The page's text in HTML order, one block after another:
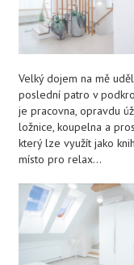
Velký dojem na mě
poslední patro v
je pracovna, opravdu
ložnice, koupelna a
který lze využít jako
místo pro relax…